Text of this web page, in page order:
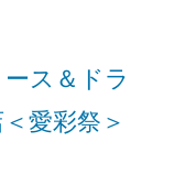
ス＆ドラ
愛彩祭＞